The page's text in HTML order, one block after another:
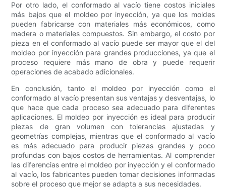
Por otro lado, el conformado al vacío tiene costos iniciales
más bajos que el moldeo por inyección, ya que los moldes
pueden fabricarse con materiales más económicos, como
madera o materiales compuestos. Sin embargo, el costo por
pieza en el conformado al vacío puede ser mayor que el del
moldeo por inyección para grandes producciones, ya que el
proceso requiere más mano de obra y puede requerir
operaciones de acabado adicionales.
En conclusión, tanto el moldeo por inyección como el
conformado al vacío presentan sus ventajas y desventajas, lo
que hace que cada proceso sea adecuado para diferentes
aplicaciones. El moldeo por inyección es ideal para producir
piezas de gran volumen con tolerancias ajustadas y
geometrías complejas, mientras que el conformado al vacío
es más adecuado para producir piezas grandes y poco
profundas con bajos costos de herramientas. Al comprender
las diferencias entre el moldeo por inyección y el conformado
al vacío, los fabricantes pueden tomar decisiones informadas
sobre el proceso que mejor se adapta a sus necesidades.